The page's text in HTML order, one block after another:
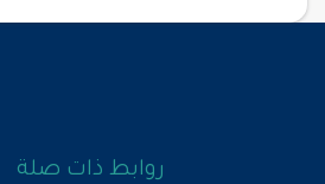
روابط ذات صلة